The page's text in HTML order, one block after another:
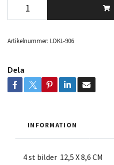
Artikelnummer: LDKL-906
Dela
INFORMATION
4 st bilder 12,5 X 8,6 CM